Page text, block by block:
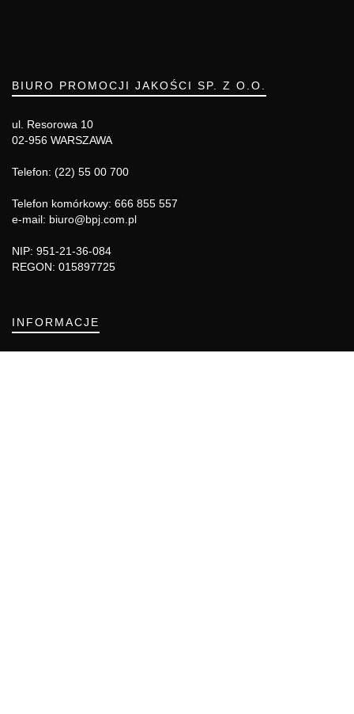
BIURO PROMOCJI JAKOŚCI SP. Z O.O.
ul. Resorowa 10
02-956 WARSZAWA
Telefon: (22) 55 00 700
Telefon komórkowy: 666 855 557
e-mail: biuro@bpj.com.pl
NIP: 951-21-36-084
REGON: 015897725
INFORMACJE